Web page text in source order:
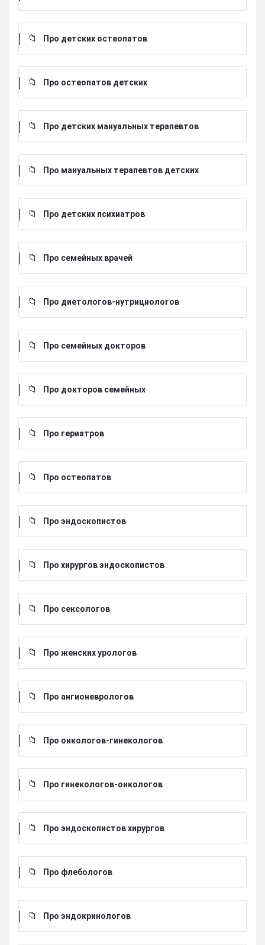
Про детских остеопатов
Про остеопатов детских
Про детских мануальных терапевтов
Про мануальных терапевтов детских
Про детских психиатров
Про семейных врачей
Про диетологов-нутрициологов
Про семейных докторов
Про докторов семейных
Про гериатров
Про остеопатов
Про эндоскопистов
Про хирургов эндоскопистов
Про сексологов
Про женских урологов
Про ангионеврологов
Про онкологов-гинекологов
Про гинекологов-онкологов
Про эндоскопистов хирургов
Про флебологов
Про эндокринологов